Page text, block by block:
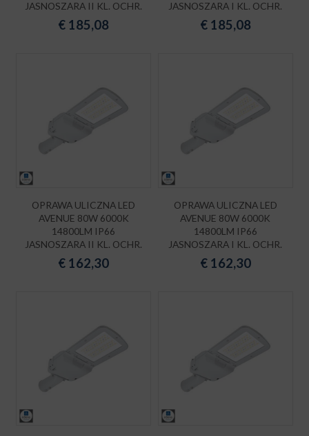
JASNOSZARA II KL. OCHR.
€ 185,08
JASNOSZARA I KL. OCHR.
€ 185,08
OPRAWA ULICZNA LED
AVENUE 80W 6000K
14800LM IP66
JASNOSZARA II KL. OCHR.
€ 162,30
OPRAWA ULICZNA LED
AVENUE 80W 6000K
14800LM IP66
JASNOSZARA I KL. OCHR.
€ 162,30